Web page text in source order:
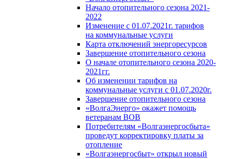
Начало отопительного сезона 2021-
2022
Изменение с 01.07.2021г. тарифов
на коммунальные услуги
Карта отключений энергоресурсов
Завершение отопительного сезона
О начале отопительного сезона 2020-
2021гг.
Об изменении тарифов на
коммунальные услуги с 01.07.2020г.
Завершение отопительного сезона
«ВолгаЭнерго» окажет помощь
ветеранам ВОВ
Потребителям «Волгаэнергосбыта»
проведут корректировку платы за
отопление
«Волгаэнергосбыт» открыл новый